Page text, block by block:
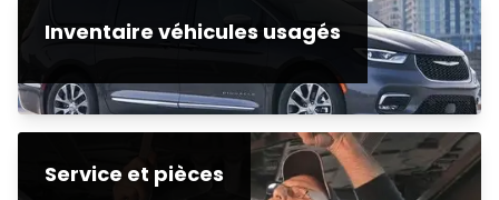
Inventaire véhicules usagés
Service et pièces